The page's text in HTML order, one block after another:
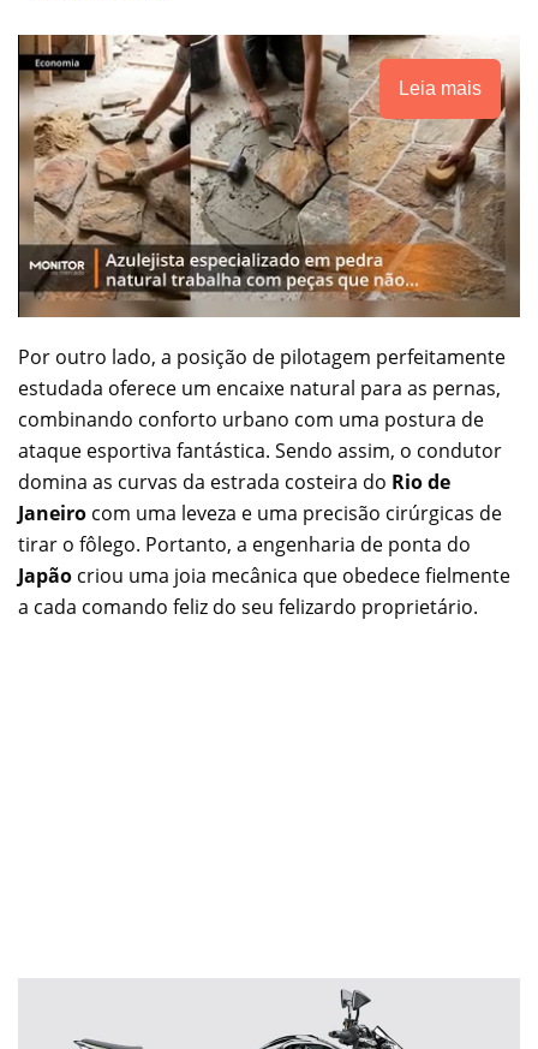
Leia mais
Por outro lado, a posição de pilotagem perfeitamente
estudada oferece um encaixe natural para as pernas,
combinando conforto urbano com uma postura de
ataque esportiva fantástica. Sendo assim, o condutor
domina as curvas da estrada costeira do Rio de
Janeiro com uma leveza e uma precisão cirúrgicas de
tirar o fôlego. Portanto, a engenharia de ponta do
Japão criou uma joia mecânica que obedece fielmente
a cada comando feliz do seu felizardo proprietário.